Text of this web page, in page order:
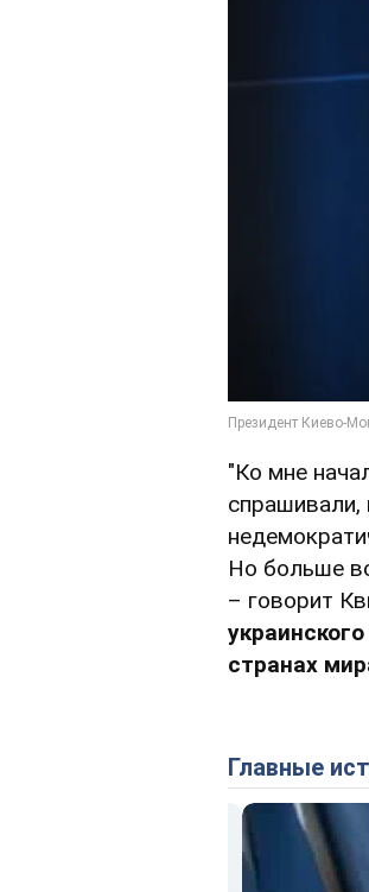
"Ко мне
спрашивали,
Но больше
– говорит
странах
Главные